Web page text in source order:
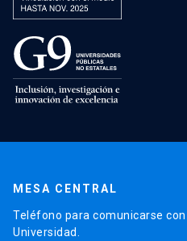
MESA CENTRAL
Teléfono para comunicarse
Universidad.